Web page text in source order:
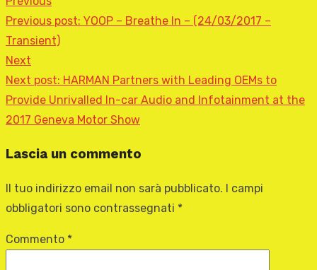
Previous post: YOOP – Breathe In – (24/03/2017 –
Transient)
Next
Next post: HARMAN Partners with Leading OEMs to
Provide Unrivalled In-car Audio and Infotainment at the
2017 Geneva Motor Show
Lascia un commento
Il tuo indirizzo email non sarà pubblicato. I campi
obbligatori sono contrassegnati *
Commento *